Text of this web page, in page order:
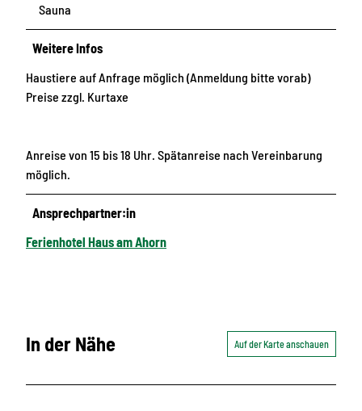
Sauna
Weitere Infos
Haustiere auf Anfrage möglich (Anmeldung bitte vorab)
Preise zzgl. Kurtaxe
Anreise von 15 bis 18 Uhr. Spätanreise nach Vereinbarung
möglich.
Ansprechpartner:in
Ferienhotel Haus am Ahorn
In der Nähe Auf der Karte anschauen